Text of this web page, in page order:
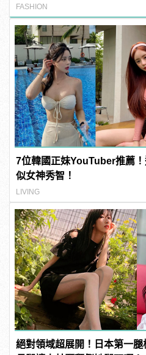
全新上市！
FASHION
7位韓國正妹YouTuber推薦
似女神秀智！
LIVING
絕對領域超展開！日本第一